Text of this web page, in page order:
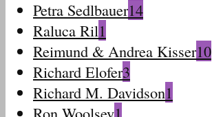
Petra Sedlbauer14
Raluca Ril1
Reimund & Andrea Kisser10
Richard Elofer3
Richard M. Davidson1